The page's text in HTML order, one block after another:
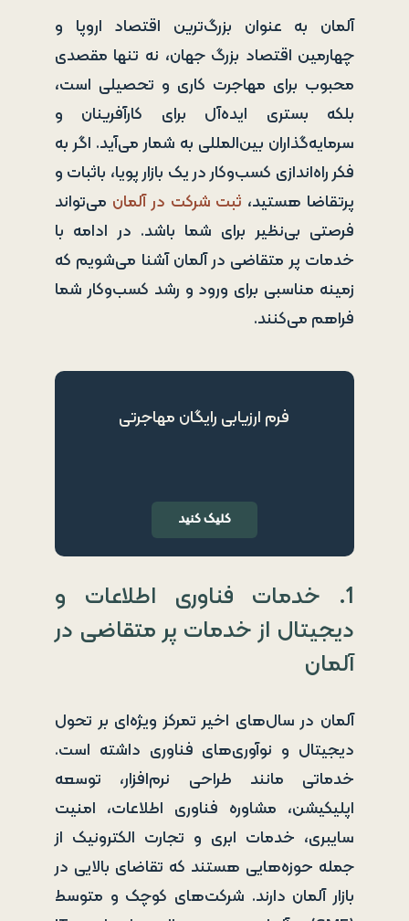
آلمان به عنوان بزرگ‌ترین اقتصاد اروپا و
چهارمین اقتصاد بزرگ جهان، نه تنها مقصدی
محبوب برای مهاجرت کاری و تحصیلی است،
بلکه بستری ایده‌آل برای کارآفرینان و
سرمایه‌گذاران بین‌المللی به شمار می‌آید. اگر به
فکر راه‌اندازی کسب‌وکار در یک بازار پویا، باثبات و
پرتقاضا هستید، ثبت شرکت در آلمان می‌تواند
فرصتی بی‌نظیر برای شما باشد. در ادامه با
خدمات پر متقاضی در آلمانآشنا می‌شویم که
زمینه مناسبی برای ورود و رشد کسب‌وکار شما
فراهم می‌کنند.
فرم ارزیابی رایگان مهاجرتی
کلیک کنید
1. خدمات فناوری اطلاعات و
دیجیتال از خدمات پر متقاضی در
آلمان
آلمان در سال‌های اخیر تمرکز ویژه‌ای بر تحول
دیجیتال و نوآوری‌های فناوری داشته است.
خدماتی مانند طراحی نرم‌افزار، توسعه
اپلیکیشن، مشاوره فناوری اطلاعات، امنیت
سایبری، خدمات ابری و تجارت الکترونیک از
جمله حوزه‌هایی هستند که تقاضای بالایی در
بازار آلمان دارند. شرکت‌های کوچک و متوسط